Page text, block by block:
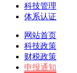
科技管理
体系认证
网站首页
科技政策
财税政策
申报通知